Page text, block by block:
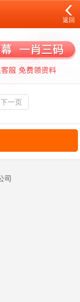
返回
下一页
司